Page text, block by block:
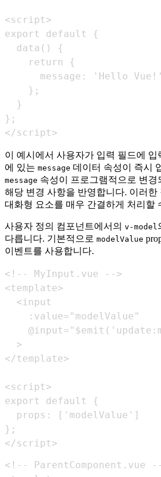
</script>
이 예시에서 사용자가 입력 필드에 입
에 있는 message 데이터 속성이 즉시
message 속성이 프로그램적으로 변경
해당 변경 사항을 반영합니다. 이러
대화형 요소를 매우 간결하게 처리할
사용자 정의 컴포넌트에서의 v-model
다릅니다. 기본적으로 modelValue
이벤트를 사용합니다.
</script>